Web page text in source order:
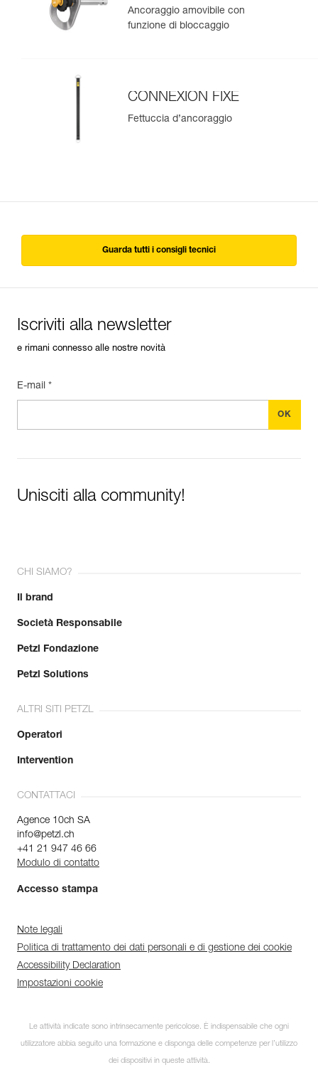
Ancoraggio amovibile con
funzione di bloccaggio
CONNEXION FIXE
Fettuccia d’ancoraggio
Guarda tutti i consigli tecnici
Scopri ePPEcentre
Semplifica il controllo e la
manutenzione dei tuoi DPI.
Iscriviti alla newsletter
e rimani connesso alle nostre novità
E-mail *
Unisciti alla community!
CHI SIAMO?
Il brand
Società Responsabile
Petzl Fondazione
Petzl Solutions
ALTRI SITI PETZL
Operatori
Intervention
CONTATTACI
Agence 10ch SA
info@petzl.ch
+41 21 947 46 66
Modulo di contatto
Accesso stampa
Note legali
Politica di trattamento dei dati personali e di gestione dei cookie
Accessibility Declaration
Impostazioni cookie
Le attività indicate sono intrinsecamente pericolose. È indispensabile che ogni
utilizzatore abbia seguito una formazione e disponga delle competenze per l’utilizzo
dei dispositivi in queste attività.